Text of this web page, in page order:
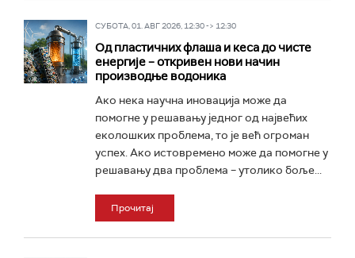
СУБОТА, 01. АВГ 2026, 12:30 -> 12:30
Од пластичних флаша и кеса до чисте
енергије – откривен нови начин
производње водоника
Ако нека научна иновација може да
помогне у решавању једног од највећих
еколошких проблема, то је већ огроман
успех. Ако истовремено може да помогне у
решавању два проблема – утолико боље...
Прочитај